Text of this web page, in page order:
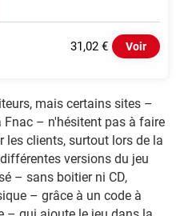
31,02 € Voir
mais certains sites –
Fnac – n'hésitent pas à faire
les clients, surtout lors de la
versions du jeu
– sans boitier ni CD,
– grâce à un code à